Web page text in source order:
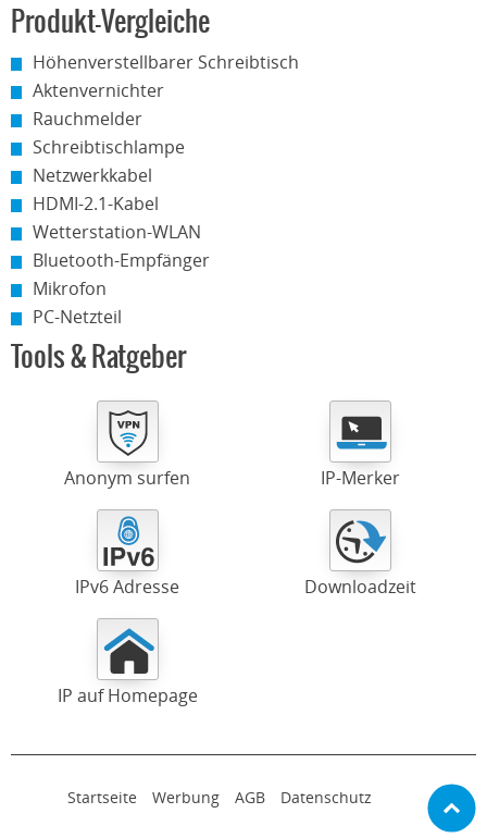
Produkt-Vergleiche
Höhenverstellbarer Schreibtisch
Aktenvernichter
Rauchmelder
Schreibtischlampe
Netzwerkkabel
HDMI-2.1-Kabel
Wetterstation-WLAN
Bluetooth-Empfänger
Mikrofon
PC-Netzteil
Tools & Ratgeber
Anonym surfen IP-Merker
IPv6 Adresse Downloadzeit
IP auf Homepage
Startseite Werbung AGB Datenschutz